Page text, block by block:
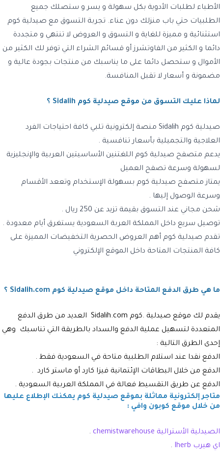
الأطباء لطلبات الأدوية بكل سهولة و يسر و ستصلك جميع
الطلبيات حتي باب منزلك دون عناء. تجربة التسوق مع صيدلية كوم
استثنائية و مميزة للغاية و التسوق و العروض لا تنتهي و متجددة
دائما و الكثير من الفاوتشرز أو قسائم الشراء التي توفر لك الكثير من
الأموال و ستحصل دائما على ما يناسبك من منتجات بجودة عالية و
مضمونة و أسعار لا تقبل المنافسة.
لماذا عليك التسوق من موقع صيدلية كوم Sidalih ؟
صيدلية كوم Sidalih منصة إلكترونية تلبي كافة احتياجات الفرد
العلاجية والتجميلية بأسعار تنافسية .
يدعم متصفح صيدلية كوم اللغتنين الأساسيتين العربية والإنجليزية
لسهولة وسرعة تصفح العميل
يمتاز متصفح صيدلية كوم بسهولة الإستخدام وتععد الأقسام
وسرعة الوصول إليها .
شحن مجاني عند التسوق بقيمة تزيد عن 250 ريال .
توصيل سريع داخل المملكة العربة السعودية يستغرق أيام معدودة .
تقدم صيدلية كوم أهم العروض الحصرية التخفيضات المميزة على
كافة المنتجات المتاحة داخل الموقع الإلكتروني
ما هي طرق الدفع المتاحة داخل موقع صيدلية كوم Sidalih.com ؟
يقدم لك موقع صيدلية .كوم Sidalih.com
العديد من طرق الدفع
المتعددة لتسهيل عملية الدفع والسداد بالطريقة التي تناسبك وهي
إحدى الطرق التالية :
الدفع نقدا عند استلام الطلبية متاحة في السعودية فقط .
الدفع من خلال البطاقات الإئتمانية فيزا كارد أو ماستر كارد .
الدفع عن طريق التقسيط فعالة في المملكة العربية السعودية .
متاجر إلكترونية مماثلة بموقع صيدلية كوم يمكنك الإطلاع عليها
من خلال موقع كوبون وافي :
الصيدلية الأسترالية chemistwarehouse
.
اي هيرب Iherb
.